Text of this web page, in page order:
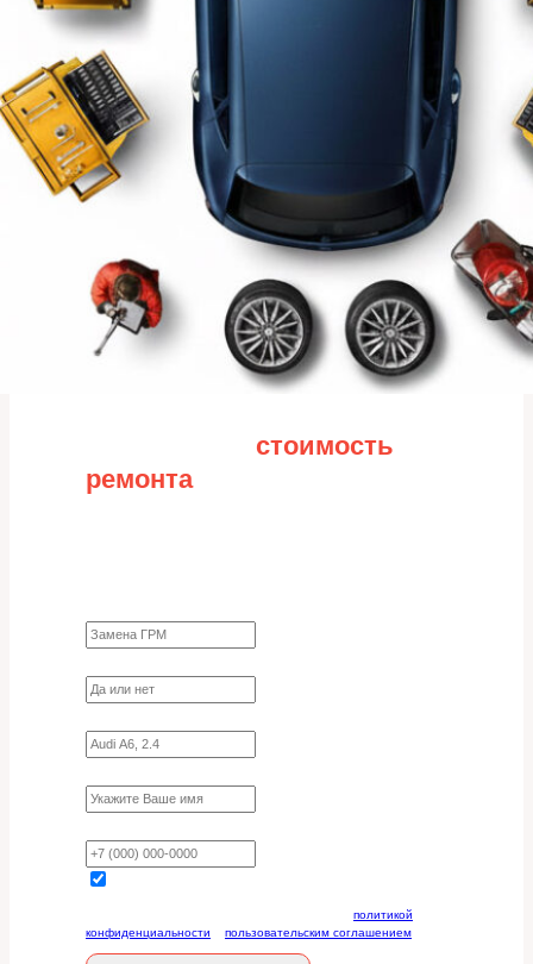
стоимость
ремонта
политикой
конфиденциальности
пользовательским соглашением